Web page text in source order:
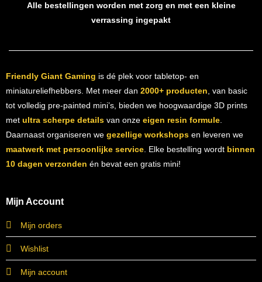
Alle bestellingen worden met zorg en met een kleine
verrassing ingepakt
Friendly Giant Gaming is dé plek voor tabletop- en
miniatureliefhebbers. Met meer dan 2000+ producten , van basic
tot volledig pre-painted mini’s, bieden we hoogwaardige 3D prints
met ultra scherpe detailsvan onze eigen resin formule.
Daarnaast organiseren we gezellige workshopsen leveren we
maatwerk met persoonlijke service. Elke bestelling wordt binnen
10 dagen verzonden én bevat een gratis mini!
Mijn Account
Mijn orders
Wishlist
Mijn account